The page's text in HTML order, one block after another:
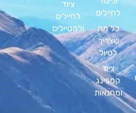
לחיילים
כל מה
שצריך
לטיול
ציוד
קמפינג
ומחנאות
לחיילים
ולמטיילים